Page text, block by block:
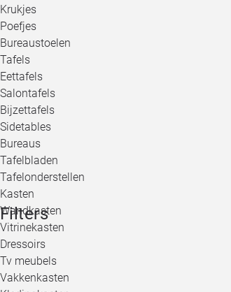
Krukjes
Poefjes
Bureaustoelen
Tafels
Eettafels
Salontafels
Bijzettafels
Sidetables
Bureaus
Tafelbladen
Tafelonderstellen
Kasten
Wandkasten
Vitrinekasten
Dressoirs
Tv meubels
Vakkenkasten
Filters